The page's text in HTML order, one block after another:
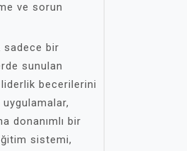
ve sorun
sadece bir
sunulan
becerilerini
donanımlı bir
sistemi,